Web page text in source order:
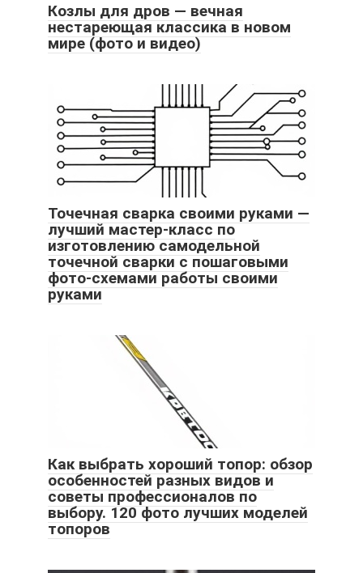
Козлы для дров — вечная
нестареющая классика в новом
мире (фото и видео)
Точечная сварка своими руками —
лучший мастер-класс по
изготовлению самодельной
точечной сварки с пошаговыми
фото-схемами работы своими
руками
Как выбрать хороший топор: обзор
особенностей разных видов и
советы профессионалов по
выбору. 120 фото лучших моделей
топоров